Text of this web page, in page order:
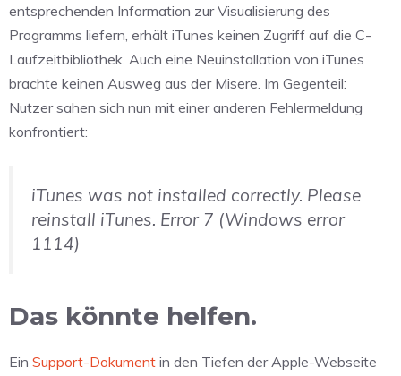
entsprechenden Information zur Visualisierung des
Programms liefern, erhält iTunes keinen Zugriff auf die C-
Laufzeitbibliothek. Auch eine Neuinstallation von iTunes
brachte keinen Ausweg aus der Misere. Im Gegenteil:
Nutzer sahen sich nun mit einer anderen Fehlermeldung
konfrontiert:
iTunes was not installed correctly. Please
reinstall iTunes. Error 7 (Windows error
1114)
Das könnte helfen.
Ein Support-Dokument in den Tiefen der Apple-Webseite